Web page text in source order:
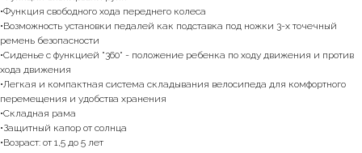
•Функция свободного хода переднего колеса
•Возможность установки педалей как подставка под ножки 3-х точечный
ремень безопасности
•Сиденье с функцией "360" - положение ребенка по ходу движения и против
хода движения
•Легкая и компактная система складывания велосипеда для комфортного
перемещения и удобства хранения
•Складная рама
•Защитный капор от солнца
•Возраст: от 1,5 до 5 лет